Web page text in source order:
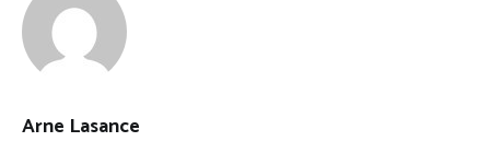
Arne Lasance